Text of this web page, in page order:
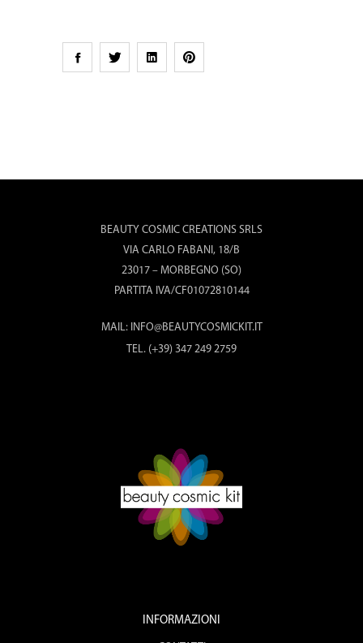
BEAUTY COSMIC CREATIONS SRLS
VIA CARLO FABANI, 18/B
23017 – MORBEGNO (SO)
PARTITA IVA/CF01072810144
MAIL: INFO@BEAUTYCOSMICKIT.IT
TEL. (+39) 347 249 2759
INFORMAZIONI